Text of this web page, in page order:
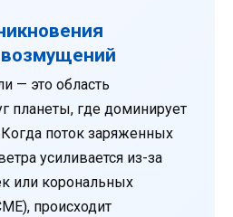
— это область
планеты, где доминирует
поток заряженных
усиливается из-за
или корональных
происходит